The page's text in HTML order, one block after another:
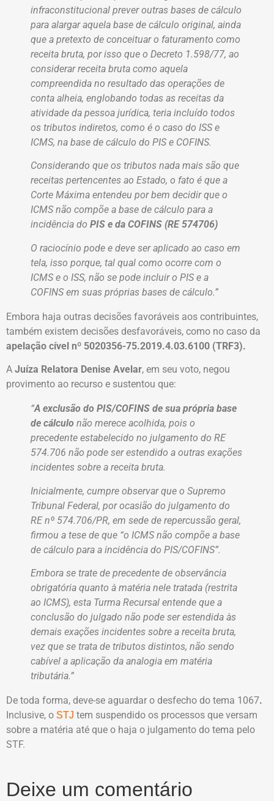
infraconstitucional prever outras bases de cálculo
para alargar aquela base de cálculo original, ainda
que a pretexto de conceituar o faturamento como
receita bruta, por isso que o Decreto 1.598/77, ao
considerar receita bruta como aquela
compreendida no resultado das operações de
conta alheia, englobando todas as receitas da
atividade da pessoa jurídica, teria incluído todos
os tributos indiretos, como é o caso do ISS e
ICMS, na base de cálculo do PIS e COFINS.
Considerando que os tributos nada mais são que
receitas pertencentes ao Estado, o fato é que a
Corte Máxima entendeu por bem decidir que o
ICMS não compõe a base de cálculo para a
incidência do PIS e da COFINS (RE 574706)
O raciocínio pode e deve ser aplicado ao caso em
tela, isso porque, tal qual como ocorre com o
ICMS e o ISS, não se pode incluir o PIS e a
COFINS em suas próprias bases de cálculo.”
Embora haja outras decisões favoráveis aos contribuintes,
também existem decisões desfavoráveis, como no caso da
apelação cível nº 5020356-75.2019.4.03.6100 (TRF3).
A Juíza Relatora Denise Avelar, em seu voto, negou
provimento ao recurso e sustentou que:
“A exclusão do PIS/COFINS de sua própria base
de cálculo não merece acolhida, pois o
precedente estabelecido no julgamento do RE
574.706 não pode ser estendido a outras exações
incidentes sobre a receita bruta.
Inicialmente, cumpre observar que o Supremo
Tribunal Federal, por ocasião do julgamento do
RE nº 574.706/PR, em sede de repercussão geral,
firmou a tese de que “o ICMS não compõe a base
de cálculo para a incidência do PIS/COFINS”.
Embora se trate de precedente de observância
obrigatória quanto à matéria nele tratada (restrita
ao ICMS), esta Turma Recursal entende que a
conclusão do julgado não pode ser estendida às
demais exações incidentes sobre a receita bruta,
vez que se trata de tributos distintos, não sendo
cabível a aplicação da analogia em matéria
tributária.”
De toda forma, deve-se aguardar o desfecho do tema 1067.
Inclusive, o STJ tem suspendido os processos que versam
sobre a matéria até que o haja o julgamento do tema pelo
STF.
Deixe um comentário